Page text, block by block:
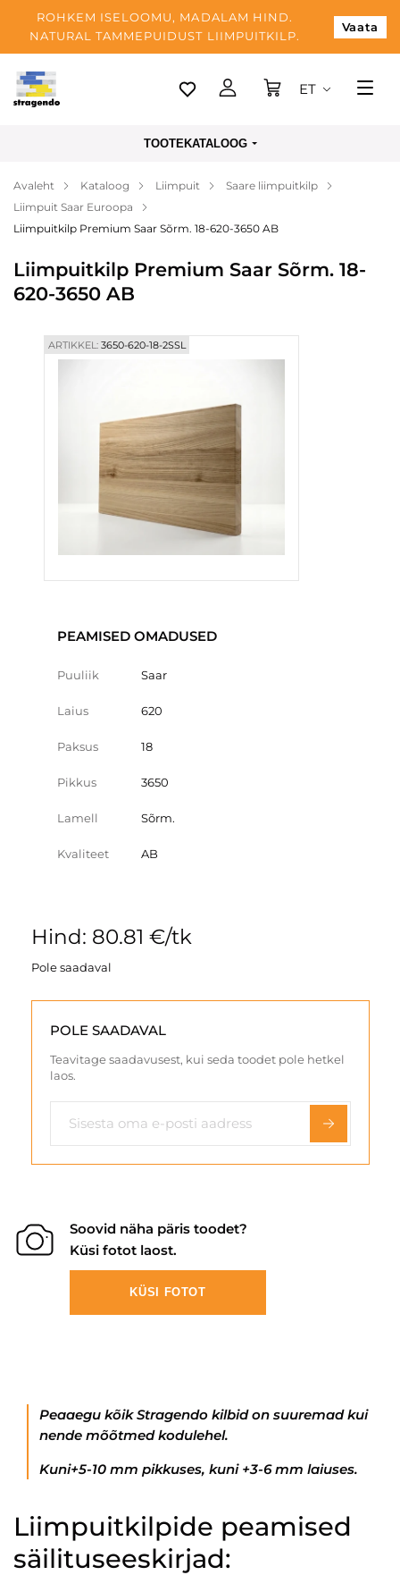
ROHKEM ISELOOMU, MADALAM HIND.
NATURAL TAMMEPUIDUST LIIMPUITKILP.
Vaata
Tallinn
Makse
Meist
Kontaktid
ET
TOOTEKATALOOG
Avaleht Kataloog Liimpuit
Saare liimpuitkilp
Liimpuit Saar Euroopa
Liimpuitkilp Premium Saar Sõrm. 18-620-3650 AB
Liimpuitkilp Premium Saar Sõrm. 18-
620-3650 AB
ARTIKKEL:3650-620-18-2SSL
PEAMISED OMADUSED
Puuliik Saar
Laius 620
Paksus 18
Pikkus 3650
Lamell Sõrm.
Kvaliteet AB
Hind: 80.81 €/tk
Pole saadaval
POLE SAADAVAL
Teavitage saadavusest, kui seda toodet pole hetkel
laos.
Soovid näha päris toodet?
Küsi fotot laost.
KÜSI FOTOT
Peaaegu kõik Stragendo kilbid on suuremad kui
nende mõõtmed kodulehel.
Kuni+5-10 mm pikkuses, kuni +3-6 mm laiuses.
Liimpuitkilpide peamised
säilituseeskirjad: